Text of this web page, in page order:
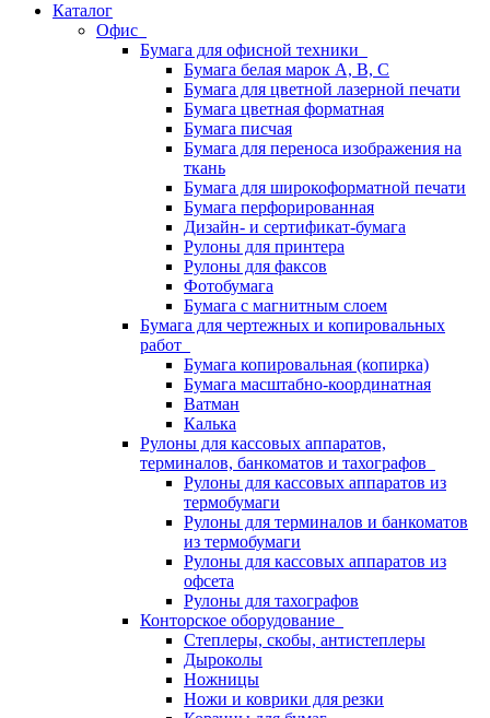
Каталог
Офис
Бумага для офисной техники
Бумага белая марок А, В, С
Бумага для цветной лазерной печати
Бумага цветная форматная
Бумага писчая
Бумага для переноса изображения на
ткань
Бумага для широкоформатной печати
Бумага перфорированная
Дизайн- и сертификат-бумага
Рулоны для принтера
Рулоны для факсов
Фотобумага
Бумага с магнитным слоем
Бумага для чертежных и копировальных
работ
Бумага копировальная (копирка)
Бумага масштабно-координатная
Ватман
Калька
Рулоны для кассовых аппаратов,
терминалов, банкоматов и тахографов
Рулоны для кассовых аппаратов из
термобумаги
Рулоны для терминалов и банкоматов
из термобумаги
Рулоны для кассовых аппаратов из
офсета
Рулоны для тахографов
Конторское оборудование
Степлеры, скобы, антистеплеры
Дыроколы
Ножницы
Ножи и коврики для резки